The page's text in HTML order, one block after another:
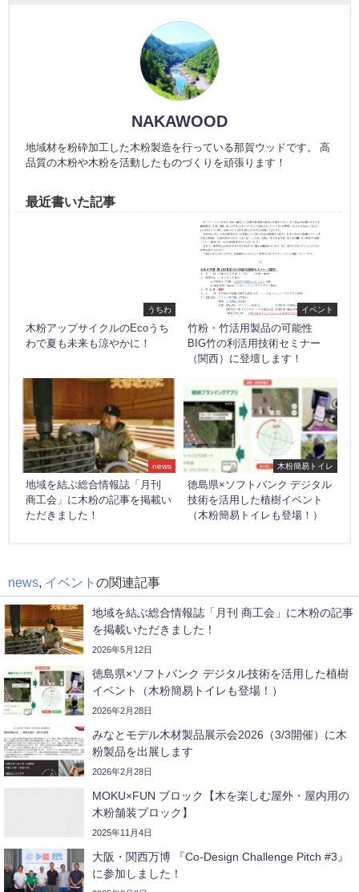
NAKAWOOD
地域材を粉砕加工した木粉製造を行っている那賀ウッドです。 高
品質の木粉や木粉を活動したものづくりを頑張ります！
最近書いた記事
うちわ
木粉アップサイクルのEcoうち
わで夏も未来も涼やかに！
イベント
竹粉・竹活用製品の可能性
BIG竹の利活用技術セミナー
（関西）に登壇します！
news
地域を結ぶ総合情報誌「月刊
商工会」に木粉の記事を掲載い
ただきました！
木粉簡易トイレ
徳島県×ソフトバンク デジタル
技術を活用した植樹イベント
（木粉簡易トイレも登場！）
news, イベント の関連記事
地域を結ぶ総合情報誌「月刊 商工会」に木粉の記事
を掲載いただきました！
2026年5月12日
徳島県×ソフトバンク デジタル技術を活用した植樹
イベント（木粉簡易トイレも登場！）
2026年2月28日
みなとモデル木材製品展示会2026（3/3開催）に木
粉製品を出展します
2026年2月28日
MOKU×FUN ブロック【木を楽しむ屋外・屋内用の
木粉舗装ブロック】
2025年11月4日
大阪・関西万博 『Co-Design Challenge Pitch #3』
に参加しました！